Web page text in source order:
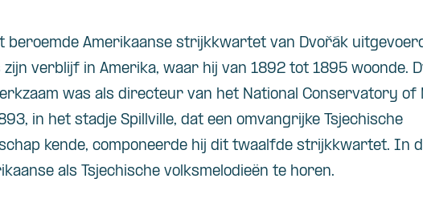
beroemde Amerikaanse strijkkwartet van Dvořák
verblijf in Amerika, waar hij van 1892 tot 1895 woonde.
was als directeur van het National Conservatory of
in het stadje Spillville, dat een omvangrijke Tsjechische
kende, componeerde hij dit twaalfde strijkkwartet. In
als Tsjechische volksmelodieën te horen.